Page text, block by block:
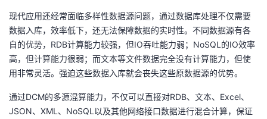
现代应用还经常面临多样性数据源问题，通过数据库处理不仅需要
数据入库，效率低下，还无法保障数据的实时性。不同数据源有各
自的优势，RDB计算能力较强，但IO吞吐能力弱；NoSQL的IO效率
高，但计算能力很弱；而文本等文件数据完全没有计算能力，但使
用非常灵活。强迫这些数据入库就会丧失这些原数据源的优势。
通过DCM的多源混算能力，不仅可以直接对RDB、文本、Excel、
JSON、XML、NoSQL以及其他网络接口数据进行混合计算，保证